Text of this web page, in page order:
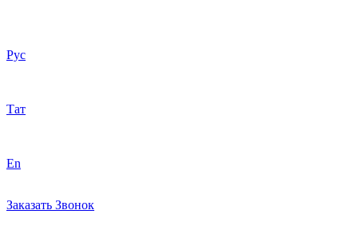
Рус
Тат
En
Заказать Звонок